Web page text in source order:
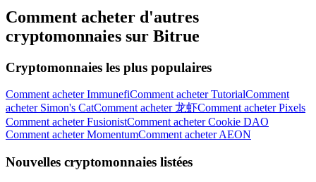
Comment acheter d'autres
cryptomonnaies sur Bitrue
Cryptomonnaies les plus populaires
Comment acheter ImmunefiComment acheter TutorialComment
acheter Simon's CatComment acheter 龙虾Comment acheter Pixels
Comment acheter FusionistComment acheter Cookie DAO
Comment acheter MomentumComment acheter AEON
Nouvelles cryptomonnaies listées